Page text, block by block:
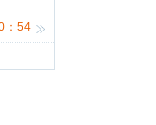
：54